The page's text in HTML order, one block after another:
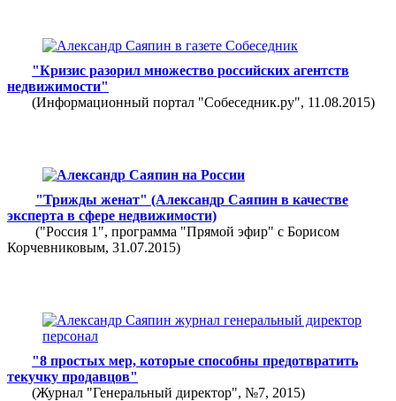
"Кризис разорил множество российских агентств
недвижимости"
(Информационный портал "Собеседник.ру", 11.08.2015)
"Трижды женат" (Александр Саяпин в качестве
эксперта в сфере недвижимости)
("Россия 1", программа "Прямой эфир" с Борисом
Корчевниковым, 31.07.2015)
"8 простых мер, которые способны предотвратить
текучку продавцов"
(Журнал "Генеральный директор", №7, 2015)